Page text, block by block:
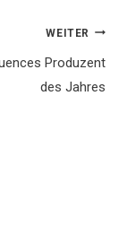
WEITER
Produzent
des Jahres